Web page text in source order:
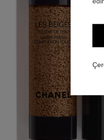
COMPLEXION TOUCH -
COMPLEXION TOUCH -
COMPLEXION TOUCH -
COMPLEXION TOUCH -
COMPLEXION TOUCH -
COMPLEXION TOUCH -